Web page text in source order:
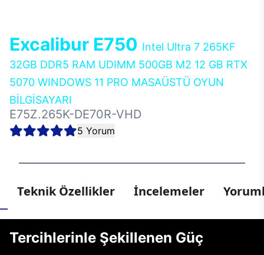
Excalibur E750 Intel Ultra 7 265KF
32GB DDR5 RAM UDIMM 500GB M2 12 GB RTX
5070 WINDOWS 11 PRO MASAÜSTÜ OYUN
BİLGİSAYARI
E75Z.265K-DE70R-VHD
5 Yorum
Teknik Özellikler İncelemeler
Tercihlerinle Şekillenen Güç